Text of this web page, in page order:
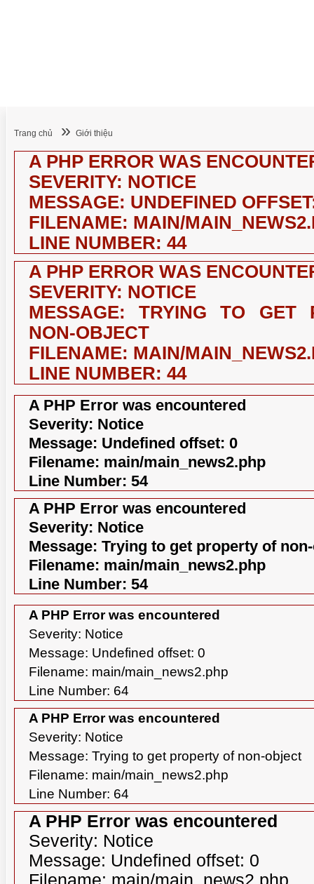
Trang chủ » Giới thiệu
A PHP ERROR WAS
SEVERITY: NOTICE
MESSAGE: UNDEFINED
FILENAME: MAIN/
LINE NUMBER: 44
A PHP ERROR WAS
SEVERITY: NOTICE
MESSAGE: TRYING TO GET
NON-OBJECT
FILENAME: MAIN/
LINE NUMBER: 44
A PHP Error was encountered
Severity: Notice
Message: Undefined offset: 0
Filename: main/main_news2.php
Line Number: 54
A PHP Error was encountered
Severity: Notice
Message: Trying to get property of
Filename: main/main_news2.php
Line Number: 54
A PHP Error was encountered
Severity: Notice
Message: Undefined offset: 0
Filename: main/main_news2.php
Line Number: 64
A PHP Error was encountered
Severity: Notice
Message: Trying to get property of non-object
Filename: main/main_news2.php
Line Number: 64
A PHP Error was encountered
Severity: Notice
Message: Undefined offset: 0
Filename: main/main_news2.php
QUA VIDEO
CHUẨN BỊ THƯ CHUYỂN VĂN BẰNG NHÃN
HIỆU GỐC TỚI KHÁCH HÀNG